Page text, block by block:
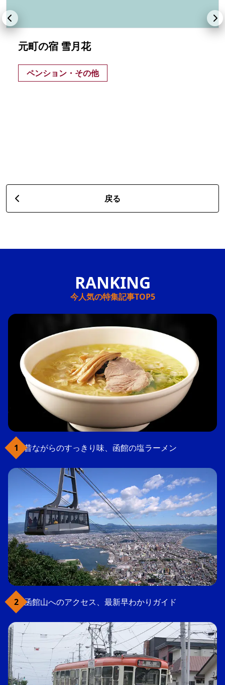
元町の宿 雪月花
ペンション・その他
戻る
今人気の特集記事TOP5
昔ながらのすっきり味、函館の塩ラーメン
函館山へのアクセス、最新早わかりガイド